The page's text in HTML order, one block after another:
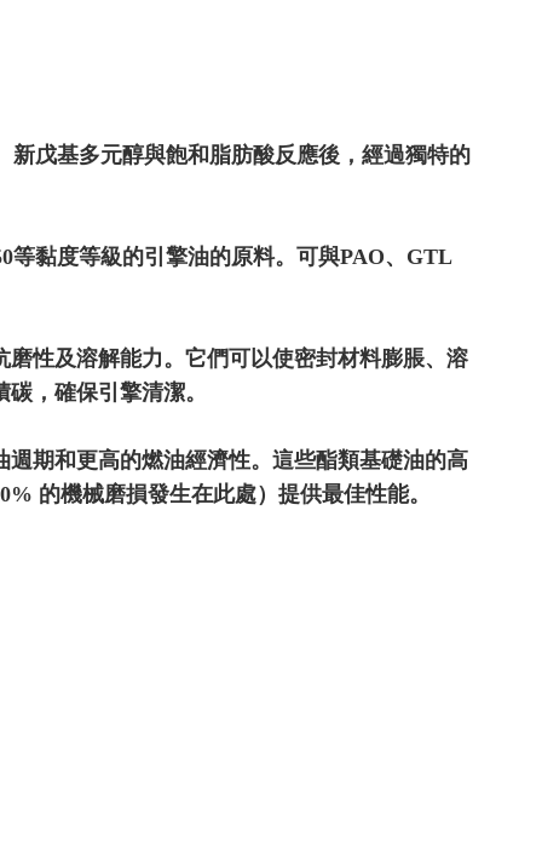
戊基多元醇與飽和脂肪酸反應後，經過獨特的
等黏度等級的引擎油的原料。可與PAO、GTL
性及溶解能力。它們可以使密封材料膨脹、溶
，確保引擎清潔。
期和更高的燃油經濟性。這些酯類基礎油的高
的機械磨損發生在此處）提供最佳性能。